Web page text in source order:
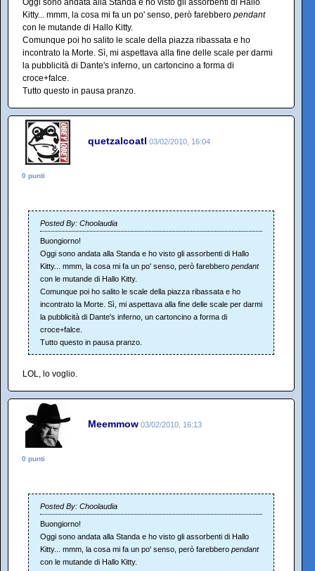
Oggi sono andata alla Standa e ho visto gli assorbenti di Hallo
Kitty... mmm, la cosa mi fa un po' senso, però farebbero pendant
con le mutande di Hallo Kitty.
Comunque poi ho salito le scale della piazza ribassata e ho
incontrato la Morte. Sì, mi aspettava alla fine delle scale per darmi
la pubblicità di Dante's inferno, un cartoncino a forma di
croce+falce.
Tutto questo in pausa pranzo.
quetzalcoatl 03/02/2010, 16:04
0 punti
Posted By: Choolaudia
Buongiorno!
Oggi sono andata alla Standa e ho visto gli assorbenti di Hallo
Kitty... mmm, la cosa mi fa un po' senso, però farebbero pendant
con le mutande di Hallo Kitty.
Comunque poi ho salito le scale della piazza ribassata e ho
incontrato la Morte. Sì, mi aspettava alla fine delle scale per darmi
la pubblicità di Dante's inferno, un cartoncino a forma di
croce+falce.
Tutto questo in pausa pranzo.
LOL, lo voglio.
Meemmow 03/02/2010, 16:13
0 punti
Posted By: Choolaudia
Buongiorno!
Oggi sono andata alla Standa e ho visto gli assorbenti di Hallo
Kitty... mmm, la cosa mi fa un po' senso, però farebbero pendant
con le mutande di Hallo Kitty.